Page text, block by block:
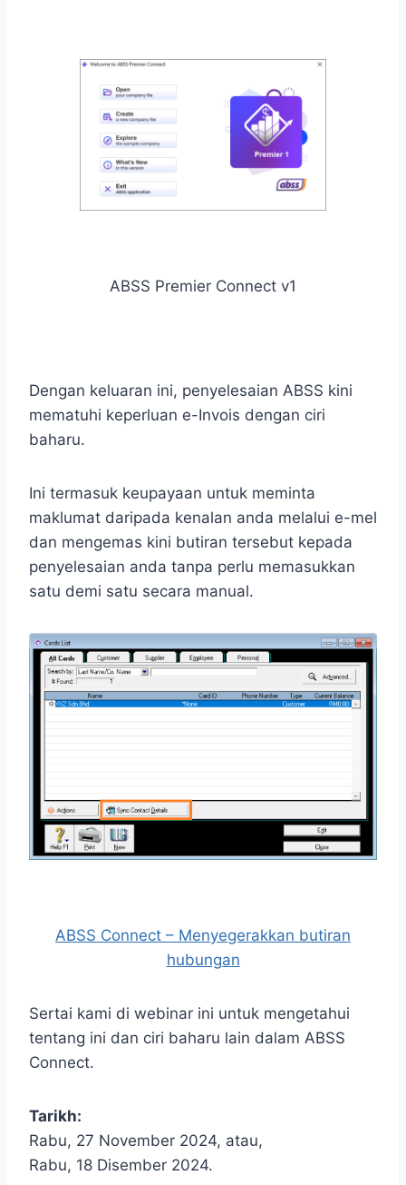
ABSS Premier Connect v1
Dengan keluaran ini, penyelesaian ABSS kini
mematuhi keperluan e-Invois dengan ciri
baharu.
Ini termasuk keupayaan untuk meminta
maklumat daripada kenalan anda melalui e-mel
dan mengemas kini butiran tersebut kepada
penyelesaian anda tanpa perlu memasukkan
satu demi satu secara manual.
ABSS Connect – Menyegerakkan butiran
hubungan
Sertai kami di webinar ini untuk mengetahui
tentang ini dan ciri baharu lain dalam ABSS
Connect.
Tarikh:
Rabu, 27 November 2024, atau,
Rabu, 18 Disember 2024.